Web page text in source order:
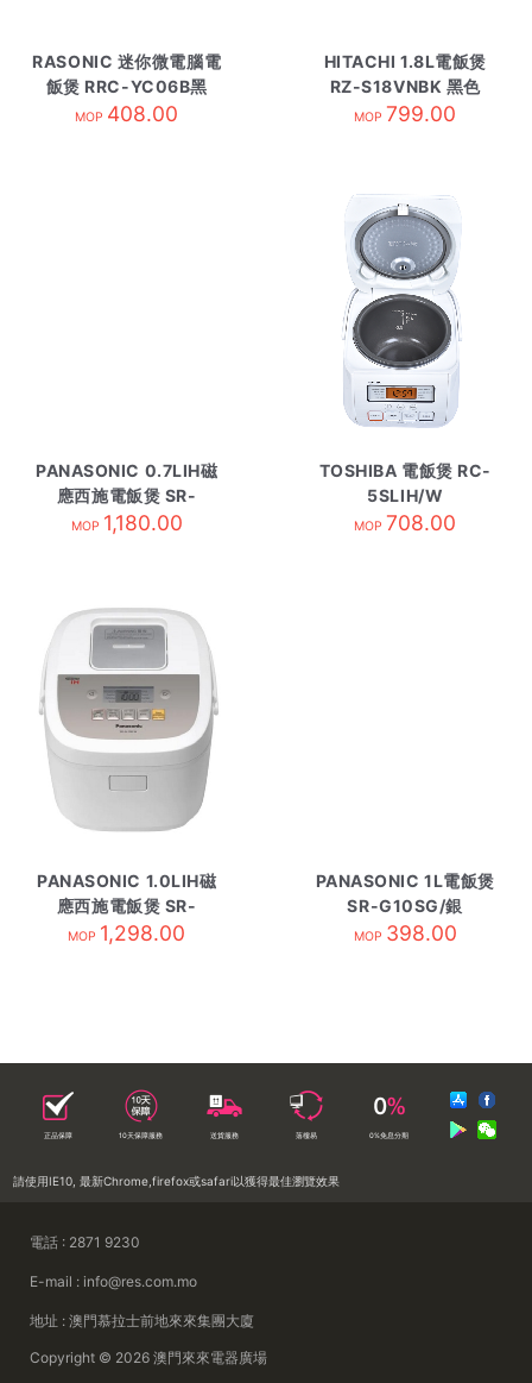
RASONIC 迷你微電腦電
飯煲 RRC-YC06B黑
MOP 408.00
HITACHI 1.8L電飯煲
RZ-S18VNBK 黑色
MOP 799.00
PANASONIC 0.7LIH磁
應西施電飯煲 SR-
AC072D白
MOP 1,180.00
TOSHIBA 電飯煲 RC-
5SLIH/W
MOP 708.00
PANASONIC 1.0LIH磁
應西施電飯煲 SR-
AL108 白
MOP 1,298.00
PANASONIC 1L電飯煲
SR-G10SG/銀
MOP 398.00
正品保障 10天保障服務 送貨服務 落樓易 0%免息分期
請使用IE10, 最新Chrome,firefox或safari以獲得最佳瀏覽效果
電話 : 2871 9230
E-mail : info@res.com.mo
地址 : 澳門慕拉士前地來來集團大廈
Copyright © 2026 澳門來來電器廣場